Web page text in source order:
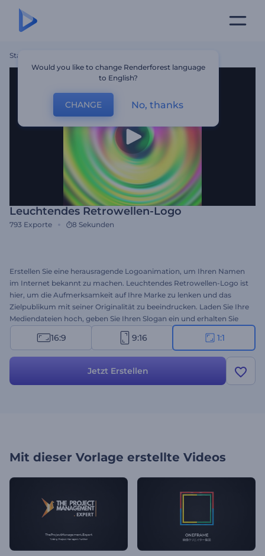
Startseite
Leuchtendes Retrowellen-Logo
793 Exporte 8 Sekunden
Erstellen Sie eine herausragende Logoanimation, um Ihren Namen
im Internet bekannt zu machen. Leuchtendes Retrowellen-Logo ist
hier, um die Aufmerksamkeit auf Ihre Marke zu lenken und das
Zielpublikum mit seiner Originalität zu beeindrucken. Laden Sie Ihre
Mediendateien hoch, geben Sie Ihren Slogan ein und erhalten Sie
Ihre professionelle Logo-Animation. Perfekt geeignet für
Markenwerbung, Präsentationen von Technologieunternehmen,
Projekte. Probieren Sie es jetzt aus!
16:9 9:16 1:1
Jetzt Erstellen
Mit dieser Vorlage erstellte Videos
Would you like to change Renderforest language
to English?
CHANGE No, thanks